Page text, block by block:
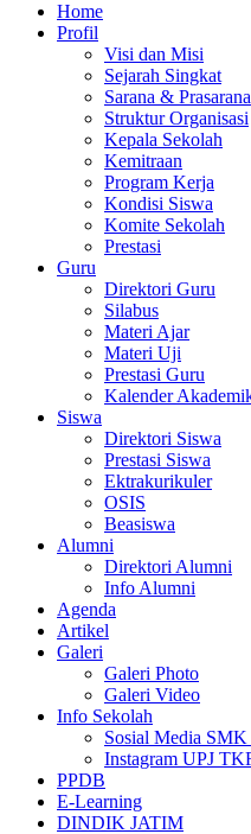
Home
Profil
Visi dan Misi
Sejarah Singkat
Sarana & Prasarana
Struktur Organisasi
Kepala Sekolah
Kemitraan
Program Kerja
Kondisi Siswa
Komite Sekolah
Prestasi
Guru
Direktori Guru
Silabus
Materi Ajar
Materi Uji
Prestasi Guru
Kalender
Siswa
Direktori Siswa
Prestasi Siswa
Ektrakurikuler
OSIS
Beasiswa
Alumni
Direktori Alumni
Info Alumni
Agenda
Artikel
Galeri
Galeri Photo
Galeri Video
Info Sekolah
Sosial Media
Instagram UPJ
PPDB
E-Learning
DINDIK JATIM